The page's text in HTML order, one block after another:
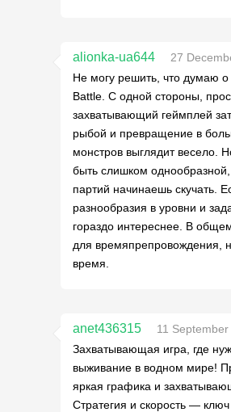
alionka-ua644
27
Не могу решить, что думаю
Battle. С одной стороны,
захватывающий геймплей
рыбой и превращение в
монстров выглядит весело.
быть слишком
партий начинаешь скучать.
разнообразия в уровни и
гораздо интереснее. В
для времяпрепровождения,
время.
anet436315
11
Захватывающая игра, где
выживание в водном мире!
яркая графика и
Стратегия и скорость — ключ